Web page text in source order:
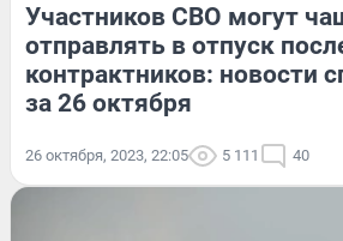
Участников СВО могут
отправлять в отпуск
контрактников: новости
за 26 октября
26 октября, 2023, 22:05 5 111 40